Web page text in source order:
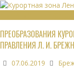
ПРЕОБРАЗОВАНИЯ
ПРАВЛЕНИЯ Л. И.
07.06.2019